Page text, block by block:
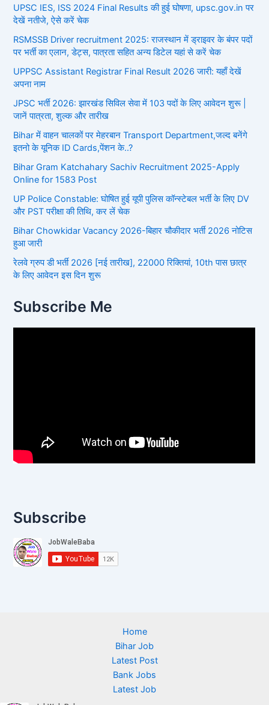
UPSC IES, ISS 2024 Final Results की हुई घोषणा, upsc.gov.in पर
देखें नतीजे, ऐसे करें चेक
RSMSSB Driver recruitment 2025: राजस्थान में ड्राइवर के बंपर पदों
पर भर्ती का एलान, डेट्स, पात्रता सहित अन्य डिटेल यहां से करें चेक
UPPSC Assistant Registrar Final Result 2026 जारी: यहाँ देखें
अपना नाम
JPSC भर्ती 2026: झारखंड सिविल सेवा में 103 पदों के लिए आवेदन शुरू |
जानें पात्रता, शुल्क और तारीख
Bihar में वाहन चालकों पर मेहरबान Transport Department,जल्द बनेंगे
इतनो के यूनिक ID Cards,पेंशन के..?
Bihar Gram Katchahary Sachiv Recruitment 2025-Apply
Online for 1583 Post
UP Police Constable: घोषित हुई यूपी पुलिस कॉन्स्टेबल भर्ती के लिए DV
और PST परीक्षा की तिथि, कर लें चेक
Bihar Chowkidar Vacancy 2026-बिहार चौकीदार भर्ती 2026 नोटिस
हुआ जारी
रेलवे ग्रुप डी भर्ती 2026 [नई तारीख], 22000 रिक्तियां, 10th पास छात्र
के लिए आवेदन इस दिन शुरू
Subscribe Me
Subscribe
Home
Bihar Job
Latest Post
Bank Jobs
Latest Job